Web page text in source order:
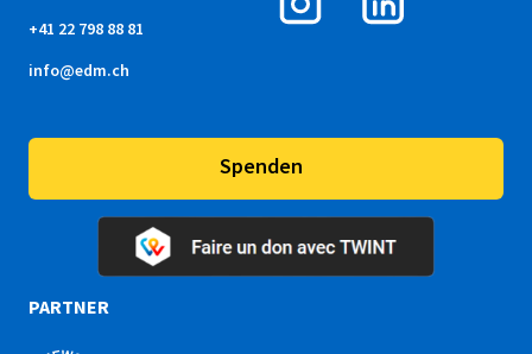
+41 22 798 88 81
info@edm.ch
Spenden
PARTNER